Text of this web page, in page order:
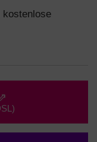
kostenlose